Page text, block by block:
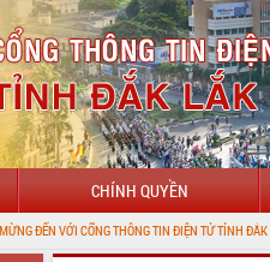
CHÍNH QUYỀN
THÔNG TIN ĐIỆN TỬ TỈNH ĐẮK LẮK